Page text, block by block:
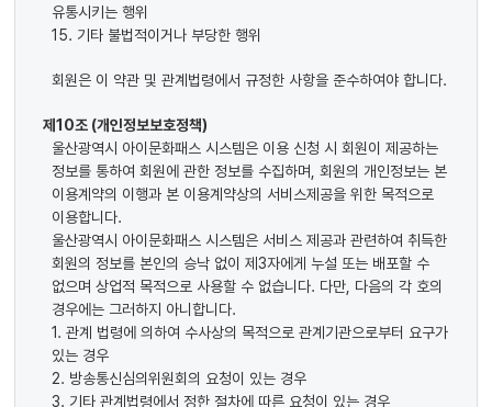
유통시키는 행위
15. 기타 불법적이거나 부당한 행위
회원은 이 약관 및 관계법령에서 규정한 사항을 준수하여야 합니다.
제10조 (개인정보보호정책)
울산광역시 아이문화패스 시스템은 이용 신청 시 회원이 제공하는
정보를 통하여 회원에 관한 정보를 수집하며, 회원의 개인정보는 본
이용계약의 이행과 본 이용계약상의 서비스제공을 위한 목적으로
이용합니다.
울산광역시 아이문화패스 시스템은 서비스 제공과 관련하여 취득한
회원의 정보를 본인의 승낙 없이 제3자에게 누설 또는 배포할 수
없으며 상업적 목적으로 사용할 수 없습니다. 다만, 다음의 각 호의
경우에는 그러하지 아니합니다.
1. 관계 법령에 의하여 수사상의 목적으로 관계기관으로부터 요구가
있는 경우
2. 방송통신심의위원회의 요청이 있는 경우
3. 기타 관계법령에서 정한 절차에 따른 요청이 있는 경우